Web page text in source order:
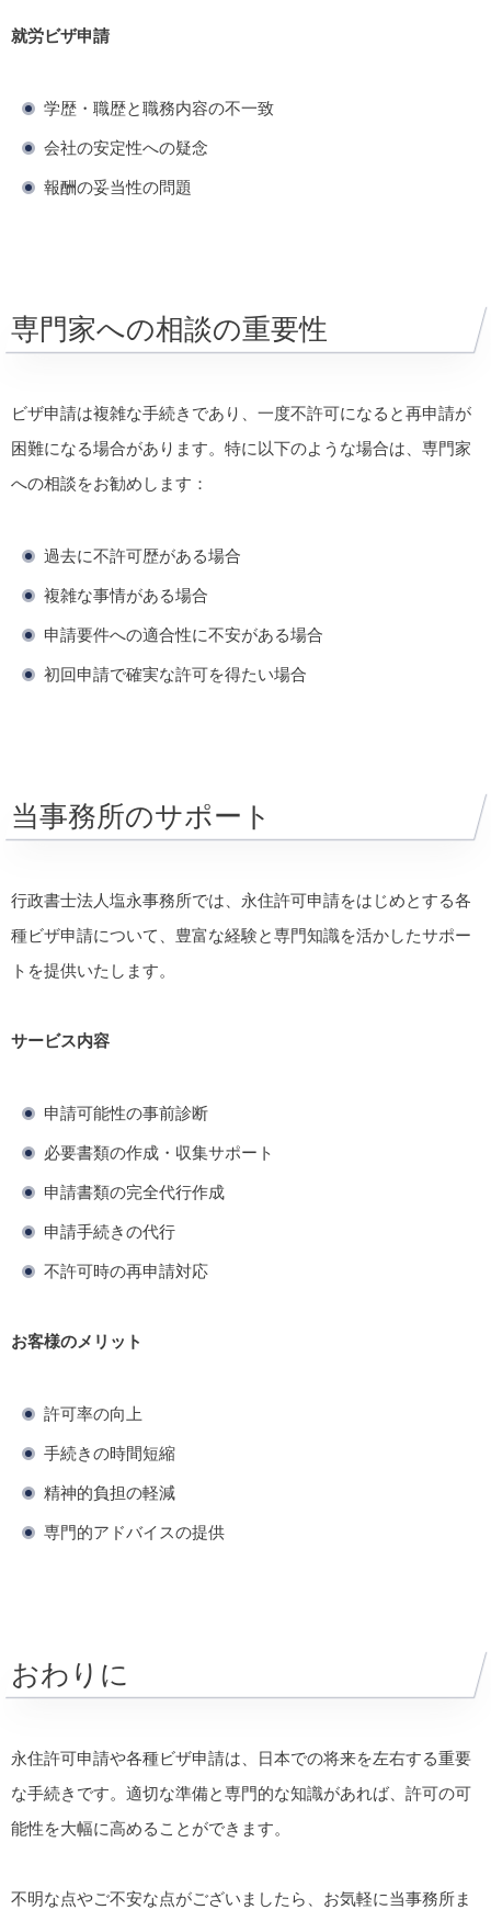
就労ビザ申請
学歴・職歴と職務内容の不一致
会社の安定性への疑念
報酬の妥当性の問題
専門家への相談の重要性
ビザ申請は複雑な手続きであり、一度不許可になると再申請が
困難になる場合があります。特に以下のような場合は、専門家
への相談をお勧めします：
過去に不許可歴がある場合
複雑な事情がある場合
申請要件への適合性に不安がある場合
初回申請で確実な許可を得たい場合
当事務所のサポート
行政書士法人塩永事務所では、永住許可申請をはじめとする各
種ビザ申請について、豊富な経験と専門知識を活かしたサポー
トを提供いたします。
サービス内容
申請可能性の事前診断
必要書類の作成・収集サポート
申請書類の完全代行作成
申請手続きの代行
不許可時の再申請対応
お客様のメリット
許可率の向上
手続きの時間短縮
精神的負担の軽減
専門的アドバイスの提供
おわりに
永住許可申請や各種ビザ申請は、日本での将来を左右する重要
な手続きです。適切な準備と専門的な知識があれば、許可の可
能性を大幅に高めることができます。
不明な点やご不安な点がございましたら、お気軽に当事務所ま